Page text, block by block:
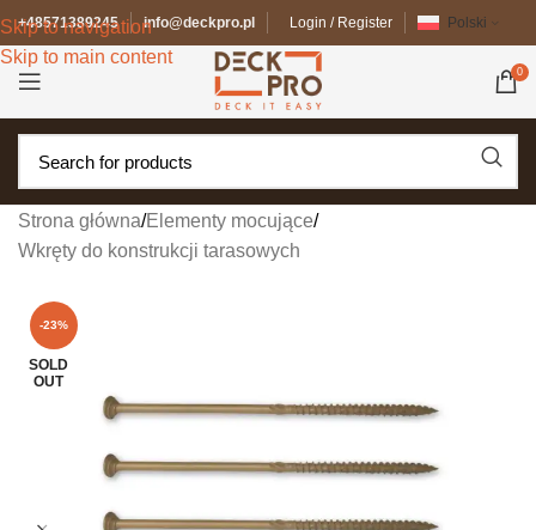
Skip to navigation
Skip to main content
+48571389245 info@deckpro.pl Login / Register Polski
0
Strona główna/Elementy mocujące/
Wkręty do konstrukcji tarasowych
-23%
SOLD
OUT